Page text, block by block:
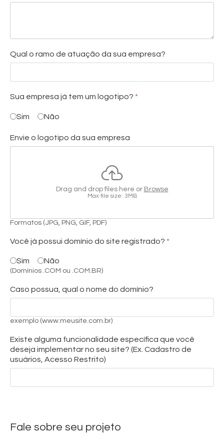
Qual o ramo de atuação da sua empresa?
Sua empresa já tem um logotipo? *
Sim Não
Envie o logotipo da sua empresa
Drag and drop files here or Browse
Max file size: 3MB
Formatos (JPG, PNG, GIF, PDF)
Você já possui domínio do site registrado? *
Sim Não
(Domínios .COM ou .COM.BR)
Caso possua, qual o nome do domínio?
exemplo (www.meusite.com.br)
Existe alguma funcionalidade específica que você
deseja implementar no seu site? (Ex. Cadastro de
usuários, Acesso Restrito)
Fale sobre seu projeto